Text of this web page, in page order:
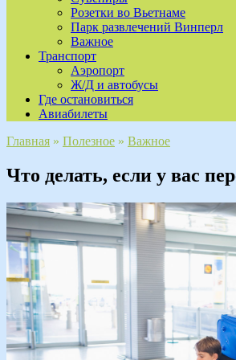
Розетки во Вьетнаме
Парк развлечений Винперл
Важное
Транспорт
Аэропорт
Ж/Д и автобусы
Где остановиться
Авиабилеты
Главная » Полезное » Важное
Что делать, если у вас